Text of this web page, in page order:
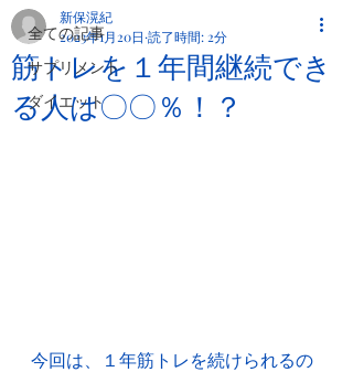
全ての記事
サプリメント
ダイエット
筋トレを１年間継続でき
る人は〇〇％！？
新保滉紀
2023年1月20日 読了時間: 2分
今回は、１年筋トレを続けられるの